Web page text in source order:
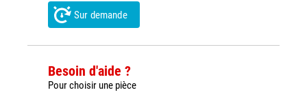
Sur demande
Besoin d'aide ?
Pour choisir une pièce